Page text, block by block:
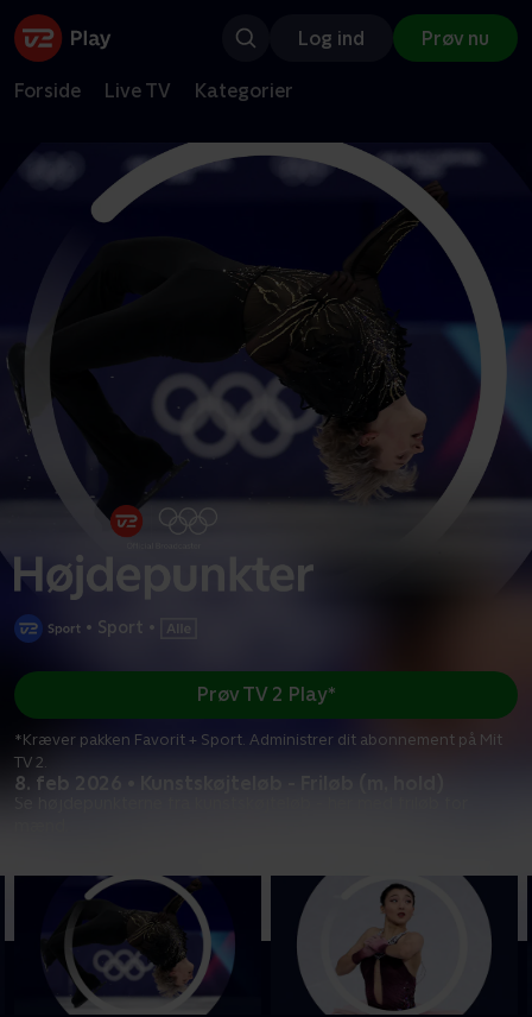
Log ind Prøv nu
Forside Live TV Kategorier
• Sport •
8. feb 2026 • Kunstskøjteløb - Friløb (m, hold)
Prøv TV 2 Play*
*Kræver pakken Favorit + Sport. Administrer dit abonnement på Mit
TV 2.